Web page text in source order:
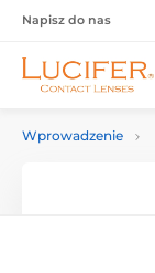
Napisz do nas
Wprowadzenie